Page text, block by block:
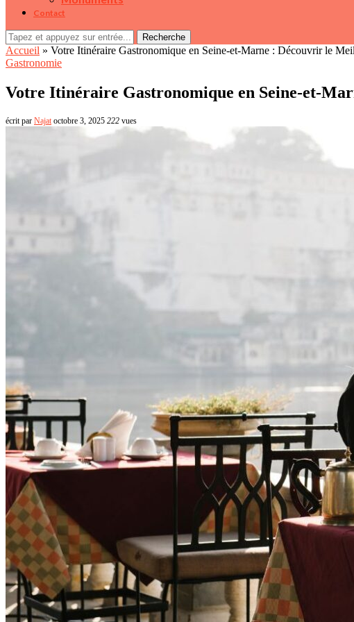
Contact
Recherche
Accueil » Votre Itinéraire Gastronomique en Seine-et-Marne : Découvrir le
Gastronomie
Votre Itinéraire Gastronomique en Seine-et-
écrit par Najat octobre 3, 2025 222 vues